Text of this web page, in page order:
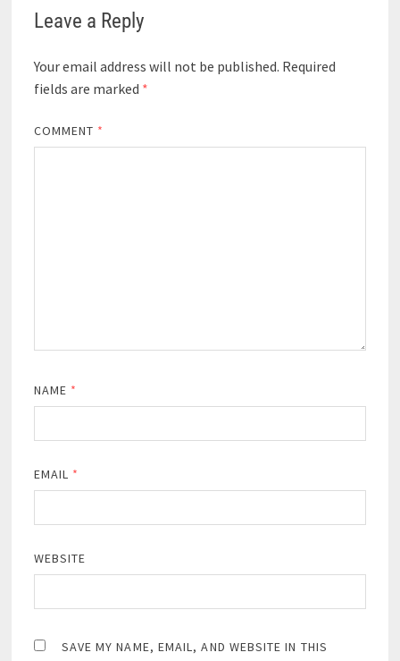
Leave a Reply
Your email address will not be published. Required
fields are marked *
COMMENT *
NAME *
EMAIL *
WEBSITE
SAVE MY NAME, EMAIL, AND WEBSITE IN THIS